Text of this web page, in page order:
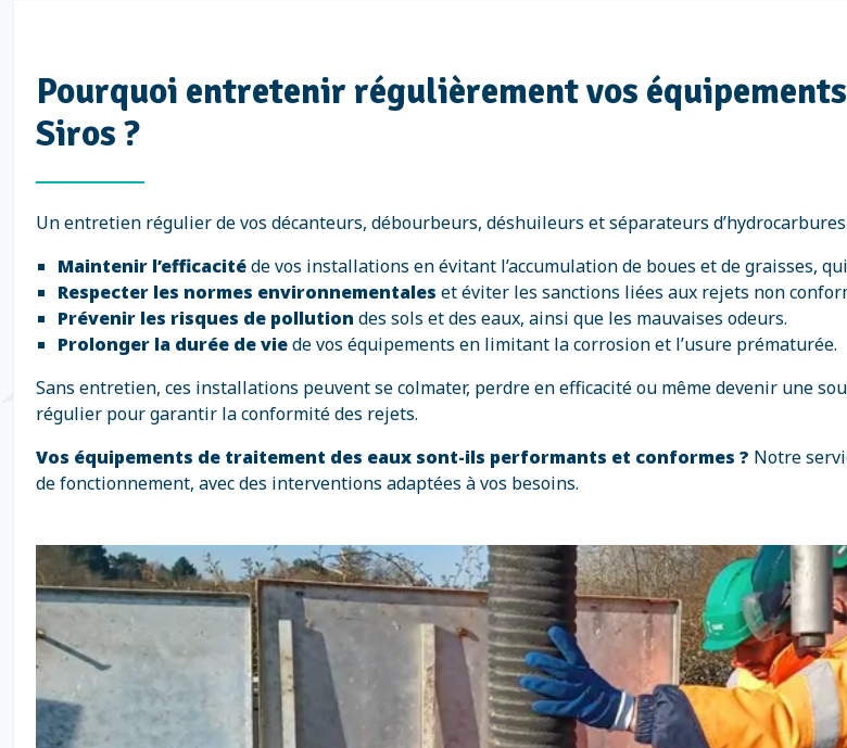
Pourquoi entretenir régulièrement vos
Siros ?
Un entretien régulier de vos décanteurs, débourbeurs, déshuileurs et séparateurs
Maintenir l’efficacitéde vos installations en évitant l’accumulation de boues et de graisses,
Respecter les normes environnementales et éviter les sanctions liées aux rejets non
Prévenir les risques de pollution des sols et des eaux, ainsi que les mauvaises odeurs.
Prolonger la durée de viede vos équipements en limitant la corrosion et l’usure prématurée.
Sans entretien, ces installations peuvent se colmater, perdre en efficacité ou même devenir une
régulier pour garantir la conformité des rejets.
Vos équipements de traitement des eaux sont-ils performants et conformes ? Notre
de fonctionnement, avec des interventions adaptées à vos besoins.